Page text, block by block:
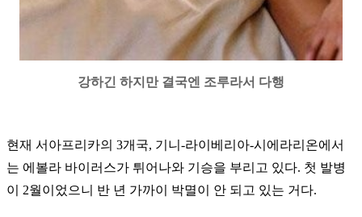
강하긴 하지만 결국엔 조루라서 다행
현재 서아프리카의 3개국, 기니-라이베리아-시에라리온에서
는 에볼라 바이러스가 튀어나와 기승을 부리고 있다. 첫 발병
이 2월이었으니 반 년 가까이 박멸이 안 되고 있는 거다.